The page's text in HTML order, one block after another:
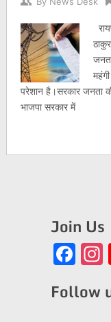
परेशान है।सरकार जनता
भाजपा सरकार में
Join Us
Follow